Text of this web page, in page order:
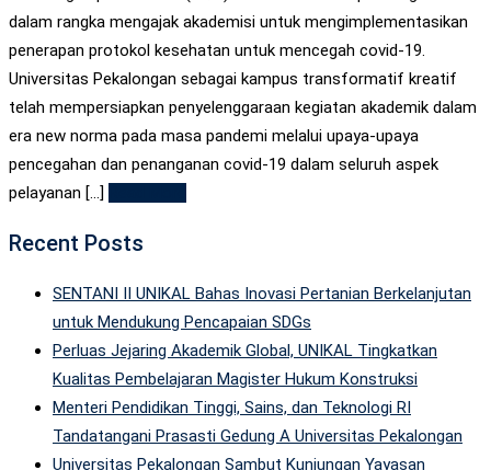
dalam rangka mengajak akademisi untuk mengimplementasikan
penerapan protokol kesehatan untuk mencegah covid-19.
Universitas Pekalongan sebagai kampus transformatif kreatif
telah mempersiapkan penyelenggaraan kegiatan akademik dalam
era new norma pada masa pandemi melalui upaya-upaya
pencegahan dan penanganan covid-19 dalam seluruh aspek
pelayanan [...]
Recent Posts
SENTANI II UNIKAL Bahas Inovasi Pertanian Berkelanjutan
untuk Mendukung Pencapaian SDGs
Perluas Jejaring Akademik Global, UNIKAL Tingkatkan
Kualitas Pembelajaran Magister Hukum Konstruksi
Menteri Pendidikan Tinggi, Sains, dan Teknologi RI
Tandatangani Prasasti Gedung A Universitas Pekalongan
Universitas Pekalongan Sambut Kunjungan Yayasan